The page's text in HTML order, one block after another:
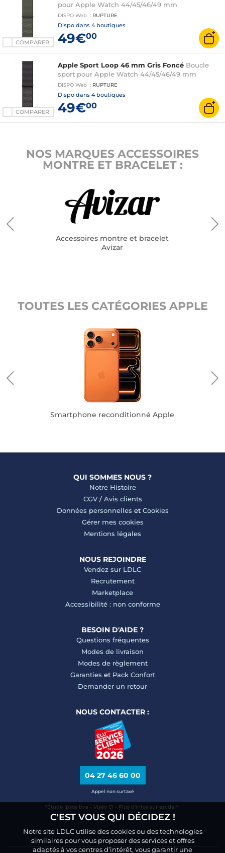
COMPARER
pour Apple Watch 44/45/46/49 mm
DISPO Web : RUPTURE
Dispo dans 4 boutiques
49€00
COMPARER
Apple Sport Loop 46 mm Gris Foncé Boucle
sport pour Apple Watch 44/45/46/49 mm
DISPO Web : RUPTURE
Dispo dans 4 boutiques
49€00
NOS MARQUES ACCESSOIRES
MONTRE ET BRACELET :
Accessoires montre et bracelet
Avizar
TOUTES LES CATÉGORIES APPLE
Smartphone reconditionné Apple
QUI SOMMES NOUS ?
Notre Histoire
CGV/ Avis clients
Données personnelles et Cookies
Gérer mes cookies
Mentions légales
NOUS REJOINDRE
Vendez sur LDLC
Recrutement
Marketplace
Accessibilité : non conforme
BESOIN D'AIDE ?
Questions fréquentes
Modes de livraison
Modes de règlement
Garanties et Pack Confort
Demander un retour
NOUS CONTACTER :
04 27 46 60 00
Appel non surtaxé
*Étude Ipsos bva - Viséo CI - Plus d’infos sur escda.fr
C'EST VOUS QUI DÉCIDEZ !
Notre site LDLC utilise des cookies ou des technologies
similaires pour vous proposer des services et offres
adaptés à vos centres d’intérêt, vous garantir une